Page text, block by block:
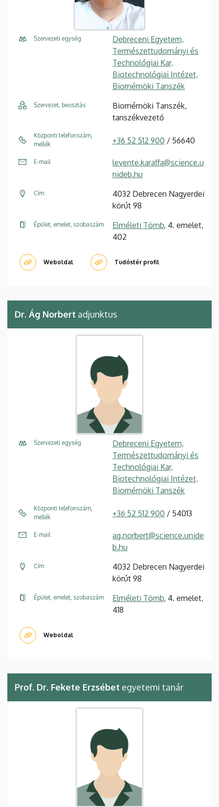
Szervezeti egység
Debreceni Egyetem,
Természettudományi és
Technológiai Kar,
Biotechnológiai Intézet,
Biomérnöki Tanszék
Szervezet, beosztás
Biomérnöki Tanszék,
tanszékvezető
Központi telefonszám,
mellék
+36 52 512 900 / 56640
E-mail
levente.karaffa@science.u
nideb.hu
Cím
4032 Debrecen Nagyerdei
körút 98
Épület, emelet, szobaszám Elméleti Tömb, 4. emelet,
402
Weboldal Tudóstér profil
Dr. Ág Norbert adjunktus
Szervezeti egység
Debreceni Egyetem,
Természettudományi és
Technológiai Kar,
Biotechnológiai Intézet,
Biomérnöki Tanszék
Központi telefonszám,
mellék
+36 52 512 900 / 54013
E-mail
ag.norbert@science.unide
b.hu
Cím
4032 Debrecen Nagyerdei
körút 98
Épület, emelet, szobaszám Elméleti Tömb, 4. emelet,
418
Weboldal
Prof. Dr. Fekete Erzsébet egyetemi tanár